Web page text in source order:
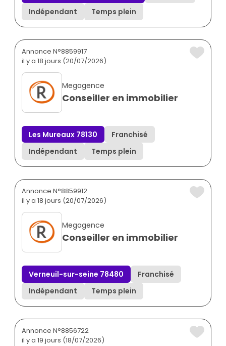
Indépendant Temps plein
Annonce N°8859917
il y a 18 jours (20/07/2026)
Megagence
Conseiller en immobilier
Les Mureaux 78130
Franchisé
Indépendant
Temps plein
Annonce N°8859912
il y a 18 jours (20/07/2026)
Megagence
Conseiller en immobilier
Verneuil-sur-seine 78480
Franchisé
Indépendant
Temps plein
Annonce N°8856722
il y a 19 jours (18/07/2026)